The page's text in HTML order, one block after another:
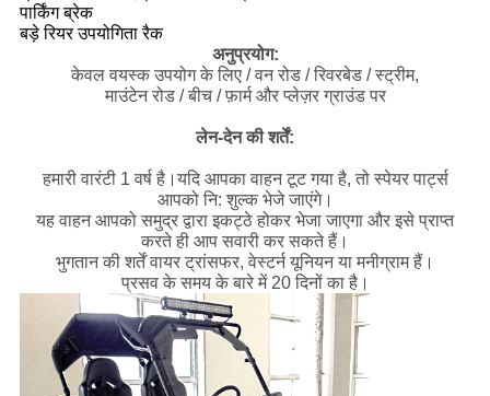
पार्किंग ब्रेक
बड़े रियर उपयोगिता रैक
अनुप्रयोग:
केवल वयस्क उपयोग के लिए / वन रोड / रिवरबेड / स्ट्रीम,
माउंटेन रोड / बीच / फ़ार्म और प्लेज़र ग्राउंड पर
लेन-देन की शर्तें:
हमारी वारंटी 1 वर्ष है।यदि आपका वाहन टूट गया है, तो स्पेयर पार्ट्स
आपको नि: शुल्क भेजे जाएंगे।
यह वाहन आपको समुद्र द्वारा इकट्ठे होकर भेजा जाएगा और इसे प्राप्त
करते ही आप सवारी कर सकते हैं।
भुगतान की शर्तें वायर ट्रांसफर, वेस्टर्न यूनियन या मनीग्राम हैं।
प्रसव के समय के बारे में 20 दिनों का है।